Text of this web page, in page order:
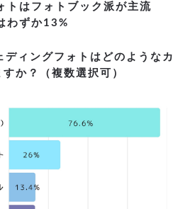
トはフォトブック派が主流
わずか13%
ィングフォトはどのようなカ
か？（複数選択可）